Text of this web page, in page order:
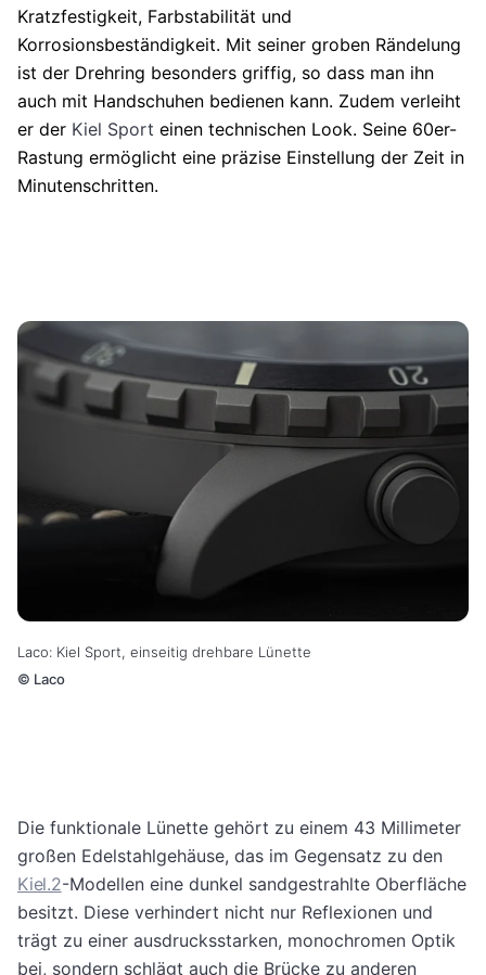
Kratzfestigkeit, Farbstabilität und
Korrosionsbeständigkeit. Mit seiner groben Rändelung
ist der Drehring besonders griffig, so dass man ihn
auch mit Handschuhen bedienen kann. Zudem verleiht
er der Kiel Sport einen technischen Look. Seine 60er-
Rastung ermöglicht eine präzise Einstellung der Zeit in
Minutenschritten.
Laco: Kiel Sport, einseitig drehbare Lünette
© Laco
Die funktionale Lünette gehört zu einem 43 Millimeter
großen Edelstahlgehäuse, das im Gegensatz zu den
Kiel.2-Modellen eine dunkel sandgestrahlte Oberfläche
besitzt. Diese verhindert nicht nur Reflexionen und
trägt zu einer ausdrucksstarken, monochromen Optik
bei, sondern schlägt auch die Brücke zu anderen